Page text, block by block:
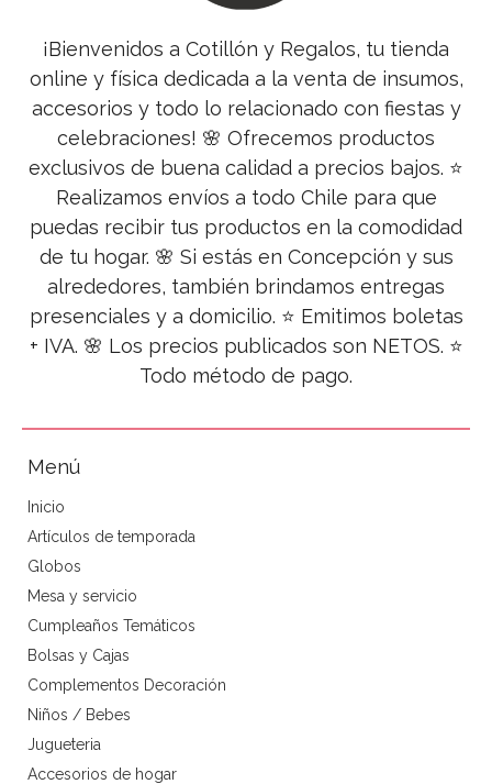
¡Bienvenidos a Cotillón y Regalos, tu tienda
online y física dedicada a la venta de insumos,
accesorios y todo lo relacionado con fiestas y
celebraciones! 🌸 Ofrecemos productos
exclusivos de buena calidad a precios bajos. ⭐
Realizamos envíos a todo Chile para que
puedas recibir tus productos en la comodidad
de tu hogar. 🌸 Si estás en Concepción y sus
alrededores, también brindamos entregas
presenciales y a domicilio. ⭐ Emitimos boletas
+ IVA. 🌸 Los precios publicados son NETOS. ⭐
Todo método de pago.
Menú
Inicio
Artículos de temporada
Globos
Mesa y servicio
Cumpleaños Temáticos
Bolsas y Cajas
Complementos Decoración
Niños / Bebes
Jugueteria
Accesorios de hogar